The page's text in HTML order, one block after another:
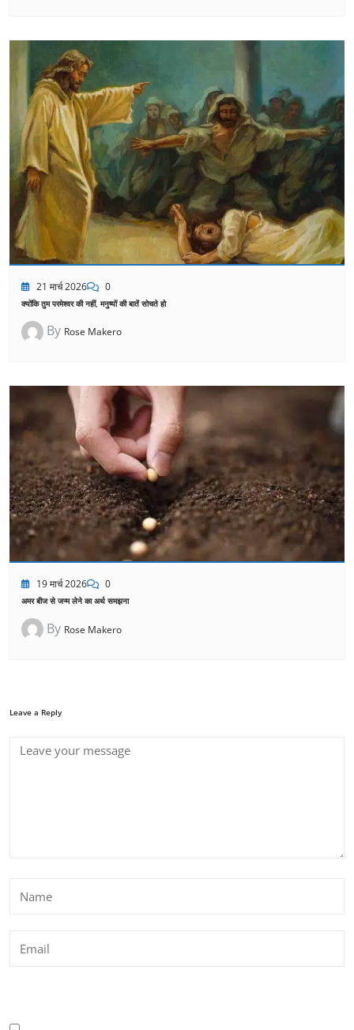
21 मार्च 2026 0
क्योंकि तुम परमेश्वर की नहीं, मनुष्यों की बातें सोचते हो
By Rose Makero
19 मार्च 2026 0
अमर बीज से जन्म लेने का अर्थ समझना
By Rose Makero
Leave a Reply